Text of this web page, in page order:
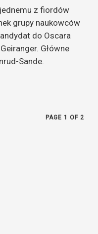
z fiordów
grupy naukowców
do Oscara
Główne
Sande.
PAGE 1 OF 2